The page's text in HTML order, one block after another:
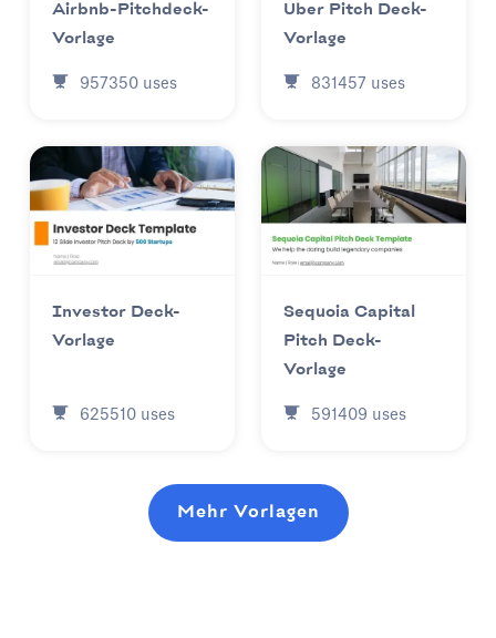
Airbnb-Pitchdeck-
Vorlage
957350 uses
Uber Pitch Deck-
Vorlage
831457 uses
Investor Deck-
Vorlage
625510 uses
Sequoia Capital
Pitch Deck-
Vorlage
591409 uses
Mehr Vorlagen